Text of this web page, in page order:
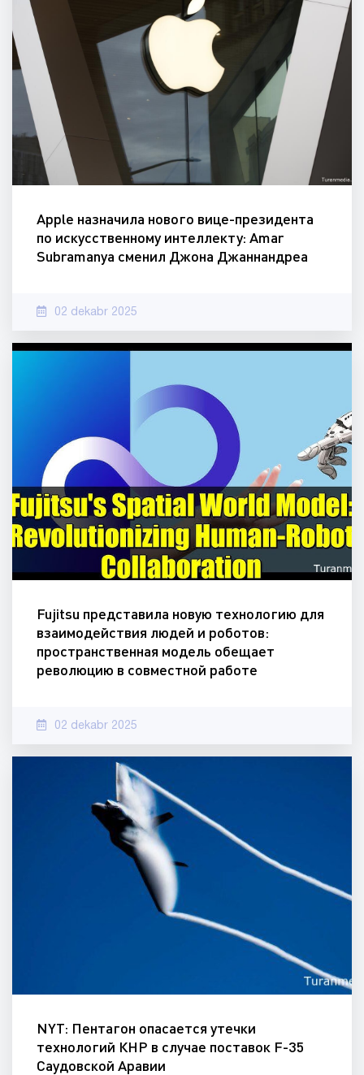
Apple назначила нового вице-президента
по искусственному интеллекту: Amar
Subramanya сменил Джона Джаннандреа
02 dekabr 2025
Fujitsu представила новую технологию для
взаимодействия людей и роботов:
пространственная модель обещает
революцию в совместной работе
02 dekabr 2025
NYT: Пентагон опасается утечки
технологий КНР в случае поставок F-35
Саудовской Аравии